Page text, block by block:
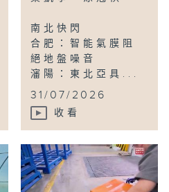
南北快閃
合肥：智能氣膜阻
絕地盤噪音
瀋陽：東北亞具...
31/07/2026
收看